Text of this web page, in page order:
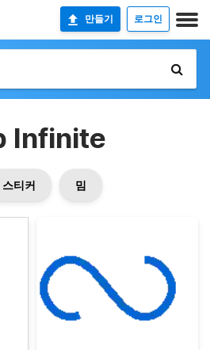
만들기 로그인
Infinite
스티커 밈